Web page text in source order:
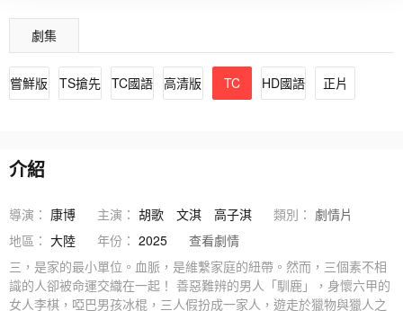
劇集
嘗鮮版 TS搶先 TC國語 高清版 TC HD國語 正片
介紹
導演： 康博 主演： 胡歌 文淇 高子淇 類別： 劇情片
地區： 大陸 年份： 2025
查看劇情
三，是家的最小單位。血脈，是維繫家庭的紐帶。然而，三個素不相
識的人卻被命運交織在一起！ 善惡難辨的男人「馴鹿」，身懷六甲的
女人李棋，啞巴男孩冰棍，三人假扮成一家人，遊走於獵物與獵人之